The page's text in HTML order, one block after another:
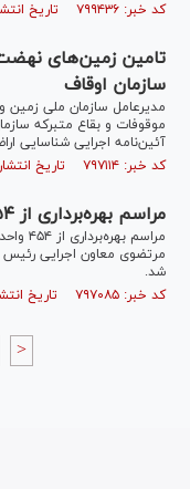
کد خبر: ۷۹۹۴۳۶ تاریخ انتشار : ۱۴۰۰/۱۲/۰۸
تامین زمین‌های
سازمان اوقاف
مدیرعامل سازمان ملی
موقوفات و بقاع متبرکه
آئین‌نامه اجرایی شناسایی
کد خبر: ۷۹۷۱۱۴ تاریخ انتشار : ۱۴۰۰/۱۱/۲۸
مراسم بهره‌برداری از ۴۵۴ واحد مسکونی نهضت ملی مسکن
شد.
کد خبر: ۷۹۷۰۸۵ تاریخ انتشار : ۱۴۰۰/۱۱/۲۷
>